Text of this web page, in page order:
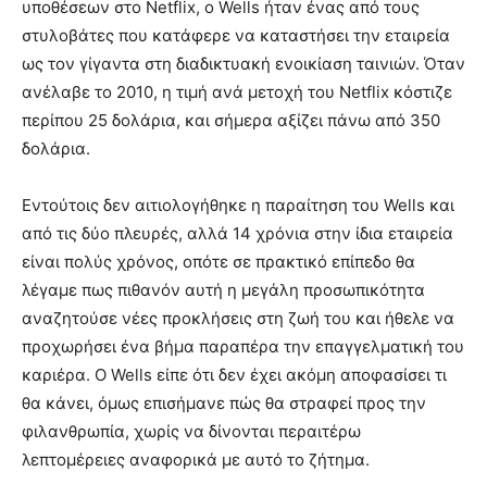
υποθέσεων στο Netflix, ο Wells ήταν ένας από τους
στυλοβάτες που κατάφερε να καταστήσει την εταιρεία
ως τον γίγαντα στη διαδικτυακή ενοικίαση ταινιών. Όταν
ανέλαβε το 2010, η τιμή ανά μετοχή του Netflix κόστιζε
περίπου 25 δολάρια, και σήμερα αξίζει πάνω από 350
δολάρια.
Εντούτοις δεν αιτιολογήθηκε η παραίτηση του Wells και
από τις δύο πλευρές, αλλά 14 χρόνια στην ίδια εταιρεία
είναι πολύς χρόνος, οπότε σε πρακτικό επίπεδο θα
λέγαμε πως πιθανόν αυτή η μεγάλη προσωπικότητα
αναζητούσε νέες προκλήσεις στη ζωή του και ήθελε να
προχωρήσει ένα βήμα παραπέρα την επαγγελματική του
καριέρα. Ο Wells είπε ότι δεν έχει ακόμη αποφασίσει τι
θα κάνει, όμως επισήμανε πώς θα στραφεί προς την
φιλανθρωπία, χωρίς να δίνονται περαιτέρω
λεπτομέρειες αναφορικά με αυτό το ζήτημα.